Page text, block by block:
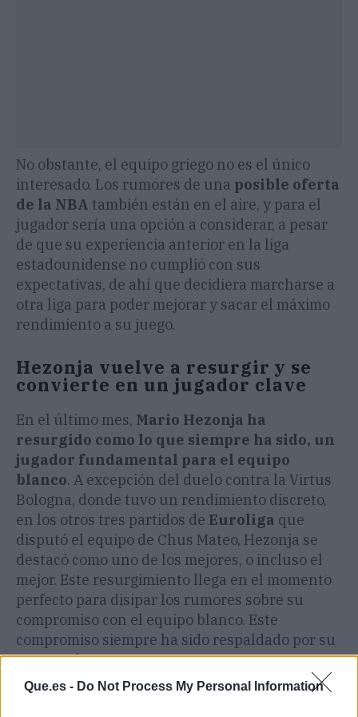
Que.es - Do Not Process My Personal Information
No obstante, el equipo griego no es el único
interesado. Los rumores de una posible oferta
de la NBA también están en el aire, y para el
jugador sería una opción a considerar, a pesar
de que su experiencia anterior en la liga
estadounidense no cumplió con sus
expectativas, de ahí que decidiera marcharse a
otra liga para poder mejorar y sacar el máximo
rendimiento a su juego.
Hezonja vuelve a resurgir y se
convierte en un jugador clave
En el último mes, Mario Hezonja ha
resurgido como lo que siempre ha sido, un
jugador fundamental para el equipo
blanco. A excepción del duelo contra la Virtus
Bologna, donde tuvo un rendimiento discreto,
en los otros tres partidos de Euroliga que
disputó el equipo de Chus Mateo, Hezonja se
destacó como uno de los mejores, o incluso el
mejor. Este resurgimiento llega en el momento
perfecto para disipar los rumores sobre su
compromiso con el equipo blanco. Este
compromiso siempre ha sido respaldado por su
entrenador.